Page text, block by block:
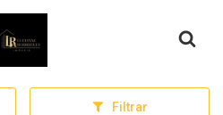
Página inicial
Filtrar